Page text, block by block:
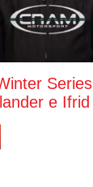
Series
e Ifrid